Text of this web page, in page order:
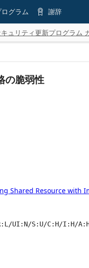
グラム  謝辞
ュリティ更新プログラム
の脆弱性
Shared Resource with
UI:N/S:U/C:H/I:H/
7.8 / Temporal score